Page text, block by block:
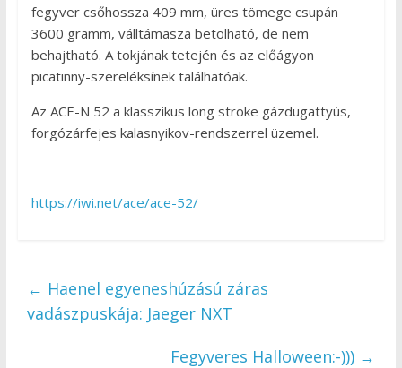
fegyver csőhossza 409 mm, üres tömege csupán
3600 gramm, válltámasza betolható, de nem
behajtható. A tokjának tetején és az előágyon
picatinny-szereléksínek találhatóak.
Az ACE-N 52 a klasszikus long stroke gázdugattyús,
forgózárfejes kalasnyikov-rendszerrel üzemel.
https://iwi.net/ace/ace-52/
← Haenel egyeneshúzású záras
vadászpuskája: Jaeger NXT
Fegyveres Halloween:-))) →